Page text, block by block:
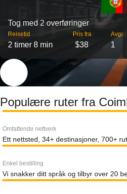
Tog med 2 overføringer
Reisetid
2 timer 8 min
Pris fra
$38 1
Populære ruter fra
Omfattende nettverk
Ett nettsted, 34+ destinasjoner, 700+
Enkel bestilling
Vi snakker ditt språk og tilbyr over 20